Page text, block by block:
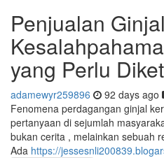
Penjualan
yang Perlu
adamewyr259896 92 days ago
Fenomena perdagangan ginjal
pertanyaan di sejumlah
bukan cerita , melainkan sebuah
Ada https://